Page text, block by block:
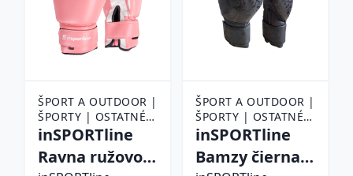
ŠPORT A OUTDOOR |
ŠPORTY | OSTATNÉ
ŠPORTY | BOJOVÉ
BOXERSKÉ RUKAVICE
inSPORTline
Ravna ružovo-
ŠPORT A OUTDOOR |
ŠPORTY | OSTATNÉ
ŠPORTY | BOJOVÉ
BOXERSKÉ RUKAVICE
inSPORTline
Bamzy čierna -